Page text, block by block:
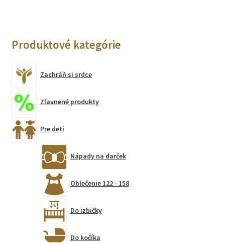
Produktové kategórie
Zachráň si srdce
Zľavnené produkty
Pre deti
Nápady na darček
Oblečenie 122 - 158
Do izbičky
Do kočíka